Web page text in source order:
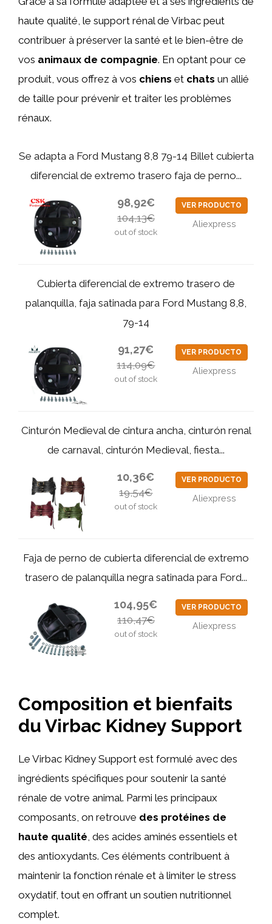
haute qualité, le support rénal de Virbac peut
contribuer à préserver la santé et le bien-être de
vos animaux de compagnie. En optant pour ce
produit, vous offrez à vos chiens et chats un allié
de taille pour prévenir et traiter les problèmes
rénaux.
Se adapta a Ford Mustang 8,8 79-14 Billet cubierta
diferencial de extremo trasero faja de perno...
98,92€
104,13€
out of stock
VER PRODUCTO
Aliexpress
Cubierta diferencial de extremo trasero de
palanquilla, faja satinada para Ford Mustang 8,8,
79-14
91,27€
114,09€
out of stock
VER PRODUCTO
Aliexpress
Cinturón Medieval de cintura ancha, cinturón renal
de carnaval, cinturón Medieval, fiesta...
10,36€
19,54€
out of stock
VER PRODUCTO
Aliexpress
Faja de perno de cubierta diferencial de extremo
trasero de palanquilla negra satinada para Ford...
104,95€
110,47€
out of stock
VER PRODUCTO
Aliexpress
Composition et bienfaits
du Virbac Kidney Support
Le Virbac Kidney Support est formulé avec des
ingrédients spécifiques pour soutenir la santé
rénale de votre animal. Parmi les principaux
composants, on retrouve des protéines de
haute qualité , des acides aminés essentiels et
des antioxydants. Ces éléments contribuent à
maintenir la fonction rénale et à limiter le stress
oxydatif, tout en offrant un soutien nutritionnel
complet.